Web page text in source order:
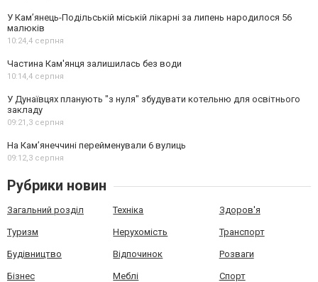
У Кам’янець-Подільській міській лікарні за липень народилося 56
малюків
10:24,4 серпня
Частина Кам'янця залишилась без води
10:14,4 серпня
У Дунаївцях планують "з нуля" збудувати котельню для освітнього
закладу
09:21,3 серпня
На Камʼянеччині перейменували 6 вулиць
09:12,3 серпня
Рубрики новин
Загальний розділ Техніка Здоров'я
Туризм Нерухомість Транспорт
Будівництво Відпочинок Розваги
Бізнес Меблі Спорт